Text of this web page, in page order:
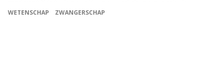
WETENSCHAP
ZWANGERSCHAP